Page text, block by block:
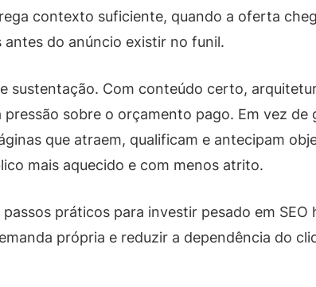
contexto suficiente, quando a oferta
do anúncio existir no funil.
sustentação. Com conteúdo certo,
sobre o orçamento pago. Em vez
que atraem, qualificam e antecipam
mais aquecido e com menos atrito.
práticos para investir pesado em
própria e reduzir a dependência do